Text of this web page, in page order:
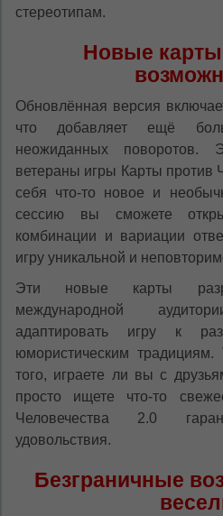
стереотипам.
Новые
Обновлённая версия
что добавляет ещё
неожиданных поворотов.
ветераны игры Карты против
себя что-то новое и
сессию вы сможете
комбинации и вариации
игру уникальной и
Эти новые карты
международной
адаптировать игру к
юмористическим
того, играете ли вы с
просто ищете что-то
Человечества 2.0
удовольствия.
Безграничные